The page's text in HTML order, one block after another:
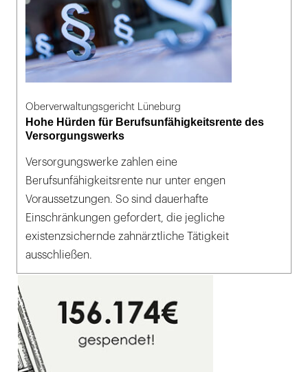
Oberverwaltungsgericht Lüneburg
Hohe Hürden für Berufsunfähigkeitsrente des
Versorgungswerks
Versorgungswerke zahlen eine
Berufsunfähigkeitsrente nur unter engen
Voraussetzungen. So sind dauerhafte
Einschränkungen gefordert, die jegliche
existenzsichernde zahnärztliche Tätigkeit
ausschließen.